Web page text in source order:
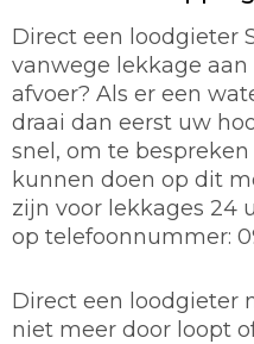
Direct een loodgieter
vanwege lekkage
afvoer? Als er een
draai dan eerst uw
snel, om te
kunnen doen op dit
zijn voor lekkages 24
op telefoonnummer:
Direct een loodgieter
niet meer door loopt